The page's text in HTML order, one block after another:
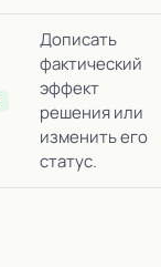
Дописать
фактический
эффект
решения или
изменить его
статус.